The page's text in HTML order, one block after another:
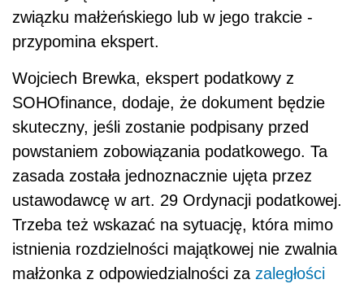
związku małżeńskiego lub w jego trakcie -
przypomina ekspert.
Wojciech Brewka, ekspert podatkowy z
SOHOfinance, dodaje, że dokument będzie
skuteczny, jeśli zostanie podpisany przed
powstaniem zobowiązania podatkowego. Ta
zasada została jednoznacznie ujęta przez
ustawodawcę w art. 29 Ordynacji podatkowej.
Trzeba też wskazać na sytuację, która mimo
istnienia rozdzielności majątkowej nie zwalnia
małżonka z odpowiedzialności za zaległości